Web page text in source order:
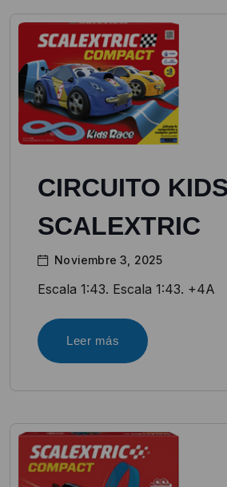
CIRCUITO
SCALEXTRIC
Noviembre 3, 2025
Escala 1:43. Escala 1:43. +4A
Leer más